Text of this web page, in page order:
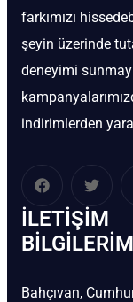
farkımızı
şeyin üzerinde
deneyimi
indirimlerden
İLETIŞIM
Bahçıvan,